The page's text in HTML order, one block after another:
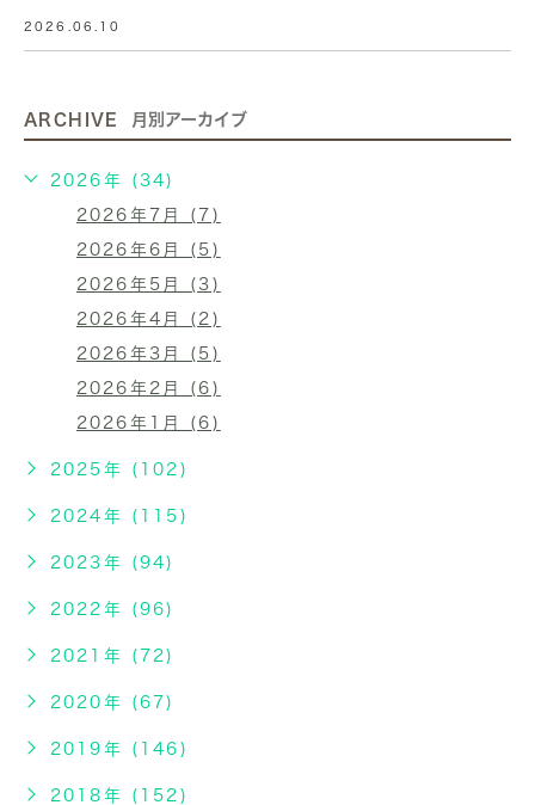
2026.06.10
ARCHIVE 月別アーカイブ
2026年 (34)
2026年7月 (7)
2026年6月 (5)
2026年5月 (3)
2026年4月 (2)
2026年3月 (5)
2026年2月 (6)
2026年1月 (6)
2025年 (102)
2024年 (115)
2023年 (94)
2022年 (96)
2021年 (72)
2020年 (67)
2019年 (146)
2018年 (152)